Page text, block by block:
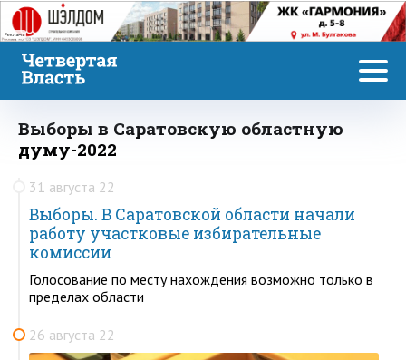
Реклама
Выборы в Саратовскую областную
думу-2022
31 августа 22
Выборы. В Саратовской области начали
работу участковые избирательные
комиссии
Голосование по месту нахождения возможно только в
пределах области
26 августа 22